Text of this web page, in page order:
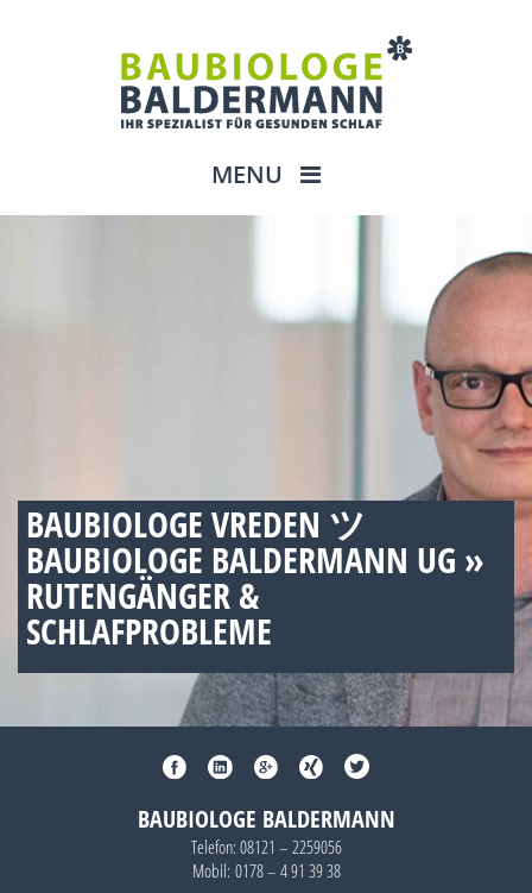
MENU
BAUBIOLOGE VREDEN ツ
BAUBIOLOGE BALDERMANN UG »
RUTENGÄNGER &
SCHLAFPROBLEME
BAUBIOLOGE BALDERMANN
Telefon: 08121 – 2259056
Mobil: 0178 – 4 91 39 38